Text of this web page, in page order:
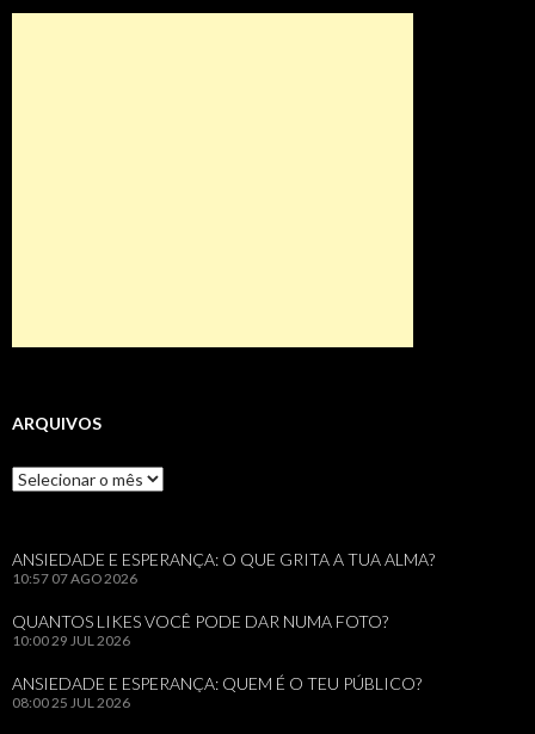
ARQUIVOS
Arquivos
ANSIEDADE E ESPERANÇA: O QUE GRITA A TUA ALMA?
10:57 07 AGO 2026
QUANTOS LIKES VOCÊ PODE DAR NUMA FOTO?
10:00 29 JUL 2026
ANSIEDADE E ESPERANÇA: QUEM É O TEU PÚBLICO?
08:00 25 JUL 2026